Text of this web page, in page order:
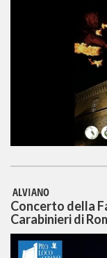
ALVIANO
Concerto della
Carabinieri di